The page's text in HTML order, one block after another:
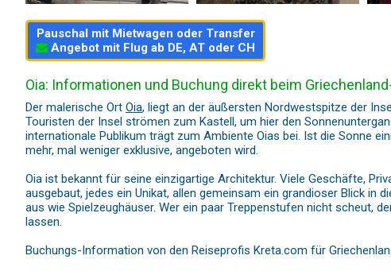
Pauschal mit Mietwagen oder Transfer
Angebot mit Flug ab DE, AT oder CH
Oia: Informationen und Buchung direkt beim
Der malerische Ort Oia, liegt an der äußersten Nordwestspitze der
Touristen der Insel strömen zum Kastell, um hier den
internationale Publikum trägt zum Ambiente Oias bei. Ist die Sonne
mehr, mal weniger exklusive, angeboten wird.
Oia ist bekannt für seine einzigartige Architektur. Viele Geschäfte,
ausgebaut, jedes ein Unikat, allen gemeinsam ein grandioser Blick in
aus wie Spielzeughäuser. Wer ein paar Treppenstufen nicht scheut,
lassen.
Buchungs-Information von den Reiseprofis Kreta.com für